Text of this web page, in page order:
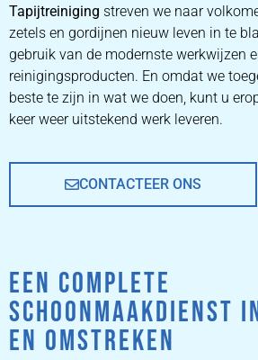
ZETEL REINIGEN DOOR
PROFESSIONALS
Tapijtreiniging streven we naar
zetels en gordijnen nieuw leven in te
gebruik van de modernste werkwijzen
reinigingsproducten. En omdat we
beste te zijn in wat we doen, kunt u
keer weer uitstekend werk leveren.
CONTACTEER ONS
EEN COMPLETE
SCHOONMAAKDIENST
EN OMSTREKEN